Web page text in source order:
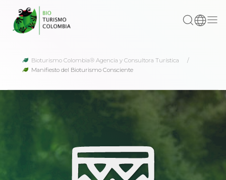
Bioturismo Colombia® Agencia y Consultora Turística
Manifiesto del Bioturismo Consciente